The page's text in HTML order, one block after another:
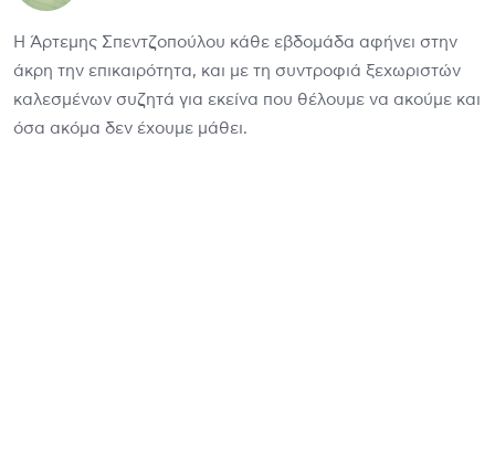
Η Άρτεμης Σπεντζοπούλου κάθε εβδομάδα αφήνει στην
άκρη την επικαιρότητα, και με τη συντροφιά ξεχωριστών
καλεσμένων συζητά για εκείνα που θέλουμε να ακούμε και
όσα ακόμα δεν έχουμε μάθει.